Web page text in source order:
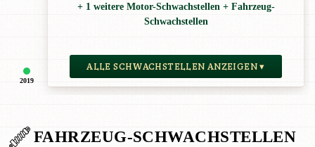
2019
+ 1 weitere Motor-Schwachstellen + Fahrzeug-
Schwachstellen
ALLE SCHWACHSTELLEN ANZEIGEN ▾
FAHRZEUG-SCHWACHSTELLEN